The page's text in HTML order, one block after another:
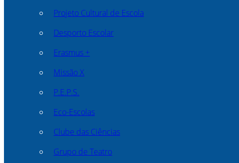
Projeto Cultural de Escola
Desporto Escolar
Erasmus +
Missão X
P.E.P.S.
Eco-Escolas
Clube das Ciências
Grupo de Teatro